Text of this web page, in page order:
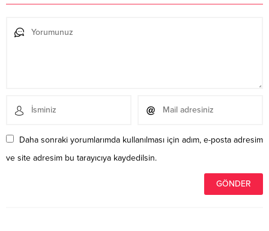
Daha sonraki yorumlarımda kullanılması için adım, e-posta adresim
ve site adresim bu tarayıcıya kaydedilsin.